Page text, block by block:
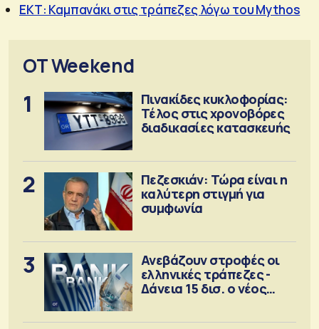
ΕΚΤ: Καμπανάκι στις τράπεζες λόγω του Mythos
OT Weekend
1
Πινακίδες κυκλοφορίας:
Τέλος στις χρονοβόρες
διαδικασίες κατασκευής
2
Πεζεσκιάν: Τώρα είναι η
καλύτερη στιγμή για
συμφωνία
3
Ανεβάζουν στροφές οι
ελληνικές τράπεζες -
Δάνεια 15 δισ. ο νέος